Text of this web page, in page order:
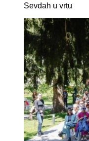
Sevdah u vrtu